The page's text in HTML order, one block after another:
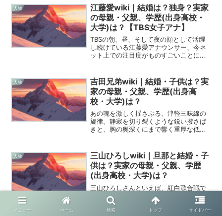
の心臓とも言える存在です。かつて「狂
犬」という...
人物
江藤愛wiki｜結婚は？独身？実家
の母親・父親、学歴(出身高校・
大学)は？【TBS女子アナ】
TBSの朝、昼、そして夜の顔として活躍
し続けている江藤愛アナウンサー、今ネ
ット上での注目度がものすごいことにな
いた笑顔に、僕たち視聴者は日々癒され
ています。こんなに人気...
人物
吉田兄弟wiki｜結婚・子供は？実
家の母親・父親、学歴(出身高
校・大学)は？
あの魂を激しく揺さぶる、津軽三味線の
旋律。静寂を切り裂くような鋭い撥さば
きと、胸の奥深くにまで響く重厚な低音
伝統芸能の枠を超え、一つの完成された
アートとして世界を魅了し...
人物
三山ひろしwiki｜旦那と結婚・子
供は？実家の母親・父親、学歴
(出身高校・大学)は？
三山ひろしさんといえば、紅白歌合戦で
のけん玉ギネス挑戦が年末の風物詩とし
て定着していますよね。あの温かみのあ
る「ビタミンボイス」を聞くと、なんだ
メニュー ホーム 検索 トップ サイドバー